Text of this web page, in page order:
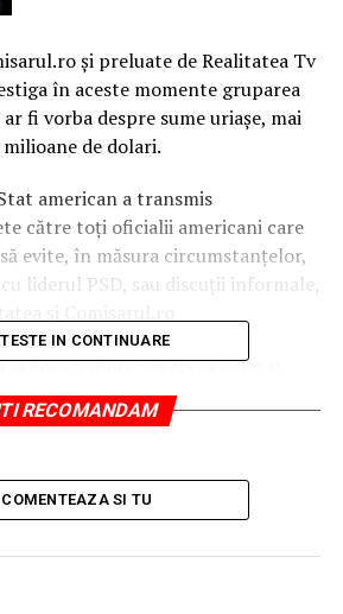
şi preluate de Realitatea Tv
în aceste momente gruparea
fi vorba despre sume uriaşe, mai
de dolari.
american a transmis
către toţi oficialii americani care
evite, în măsura circumstanţelor,
liderul PSD, sau discuţii informale,
la bază o plată suspectă către o
efectuată în numele lui Dragnea
care pare a nu avea nicio
în avion, în Costa Rica, Costel
al lui Dragnea şi partener de
IN CONTINUARE
RECOMANDAM
COMENTEAZA SI TU